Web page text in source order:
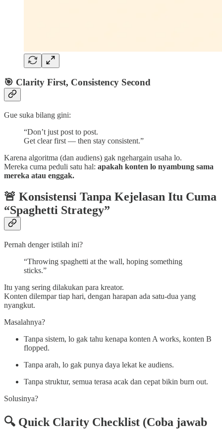
🎯 Clarity First, Consistency Second
Gue suka bilang gini:
“Don’t just post to post.
Get clear first — then stay consistent.”
Karena algoritma (dan audiens) gak ngehargain usaha lo.
Mereka cuma peduli satu hal: apakah konten lo nyambung sama
mereka atau enggak.
🚨 Konsistensi Tanpa Kejelasan Itu Cuma
“Spaghetti Strategy”
Pernah denger istilah ini?
“Throwing spaghetti at the wall, hoping something
sticks.”
Itu yang sering dilakukan para kreator.
Konten dilempar tiap hari, dengan harapan ada satu-dua yang
nyangkut.
Masalahnya?
Tanpa sistem, lo gak tahu kenapa konten A works, konten B
flopped.
Tanpa arah, lo gak punya daya lekat ke audiens.
Tanpa struktur, semua terasa acak dan cepat bikin burn out.
Solusinya?
🔍 Quick Clarity Checklist (Coba jawab